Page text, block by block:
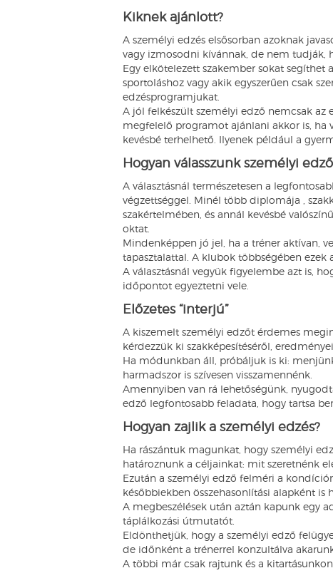
Kiknek ajánlott?
A személyi edzés elsősorban azoknak
vagy izmosodni kívánnak, de nem tudják,
Egy elkötelezett szakember sokat segíthet
sportoláshoz vagy akik egyszerűen csak
edzésprogramjukat.
A jól felkészült személyi edző nemcsak az
megfelelő programot ajánlani akkor is, ha
kevésbé terhelhető. Ilyenek például a
Hogyan válasszunk személyi
A választásnál természetesen a
végzettséggel. Minél több diplomája ,
szakértelmében, és annál kevésbé
oktat.
Mindenképpen jó jel, ha a tréner aktívan,
tapasztalattal. A klubok többségében
A választásnál vegyük figyelembe azt is,
időpontot egyeztetni vele.
Előzetes “interjú”
A kiszemelt személyi edzőt érdemes
kérdezzük ki szakképesítéséről,
Ha módunkban áll, próbáljuk is ki:
harmadszor is szívesen visszamennénk.
Amennyiben van rá lehetőségünk,
edző legfontosabb feladata, hogy tartsa
Hogyan zajlik a személyi edzés?
Ha rászántuk magunkat, hogy személyi
határoznunk a céljainkat: mit szeretnénk
Ezután a személyi edző felméri a
későbbiekben összehasonlítási alapként
A megbeszélések után aztán kapunk egy
táplálkozási útmutatót.
Eldönthetjük, hogy a személyi edző
de időnként a trénerrel konzultálva
A többi már csak rajtunk és a